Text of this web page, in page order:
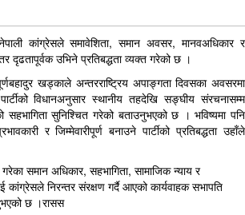
कांग्रेसले समावेशिता, समान अवसर, मानवअधिकार र
दृढतापूर्वक उभिने प्रतिबद्धता व्यक्त गरेको छ ।
खड्काले अन्तरराष्ट्रिय अपाङ्गता दिवसका अवसरमा
विधानअनुसार स्थानीय तहदेखि सङ्घीय संरचनासम्म
सुनिश्चित गरेको बताउनुभएको छ । भविष्यमा पनि
र जिम्मेवारीपूर्ण बनाउने पार्टीको प्रतिबद्धता उहाँले
समान अधिकार, सहभागिता, सामाजिक न्याय र
कांग्रेसले निरन्तर संरक्षण गर्दै आएको कार्यवाहक सभापति
छ ।रासस